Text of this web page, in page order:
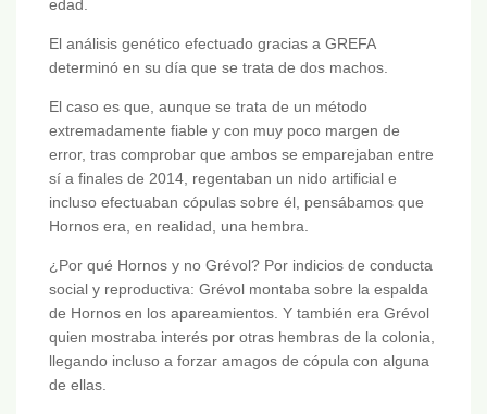
edad.
El análisis genético efectuado gracias a GREFA
determinó en su día que se trata de dos machos.
El caso es que, aunque se trata de un método
extremadamente fiable y con muy poco margen de
error, tras comprobar que ambos se emparejaban entre
sí a finales de 2014, regentaban un nido artificial e
incluso efectuaban cópulas sobre él, pensábamos que
Hornos era, en realidad, una hembra.
¿Por qué Hornos y no Grévol? Por indicios de conducta
social y reproductiva: Grévol montaba sobre la espalda
de Hornos en los apareamientos. Y también era Grévol
quien mostraba interés por otras hembras de la colonia,
llegando incluso a forzar amagos de cópula con alguna
de ellas.